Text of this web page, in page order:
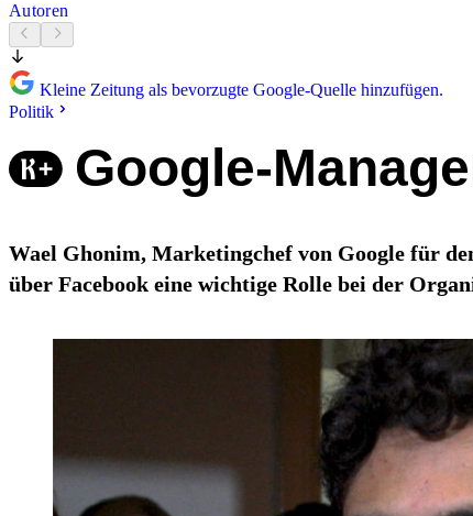
Autoren
Kleine Zeitung als bevorzugte Google-Quelle hinzufügen.
Politik
Google-
Wael Ghonim, Marketingchef von Google für
über Facebook eine wichtige Rolle bei der